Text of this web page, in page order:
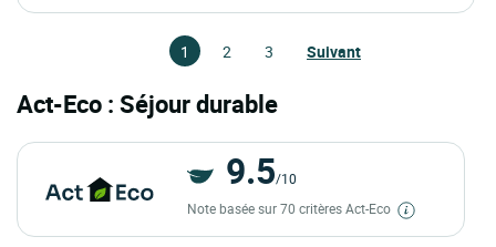
1 2 3 Suivant
Act-Eco : Séjour durable
9.5/10
Note basée sur 70 critères Act-Eco